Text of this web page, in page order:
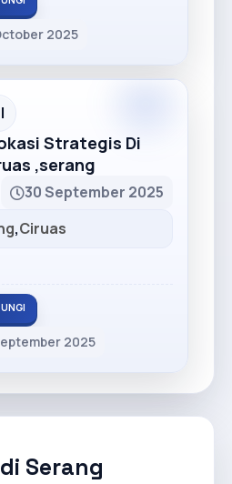
2025
Strategis Di
,serang
30 September 2025
,Ciruas
2025
Serang